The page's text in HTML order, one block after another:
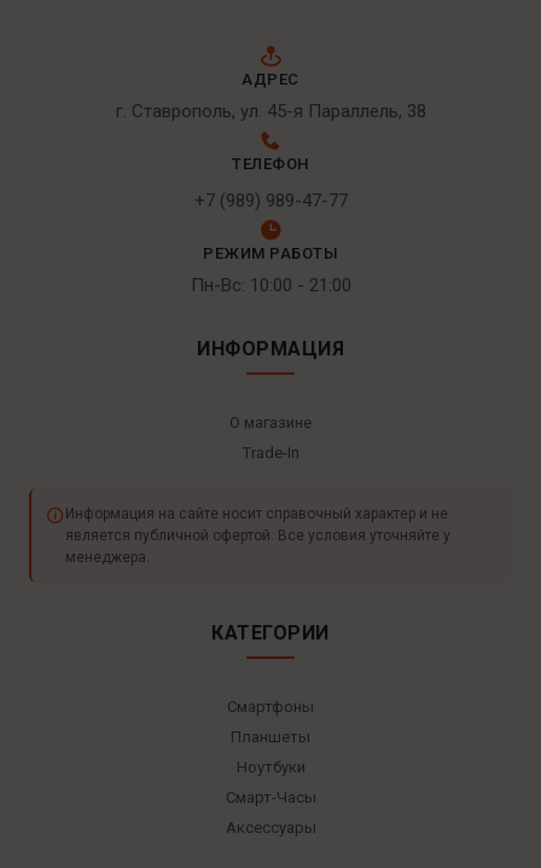
АДРЕС
г. Ставрополь, ул. 45-я Параллель, 38
ТЕЛЕФОН
+7 (989) 989-47-77
РЕЖИМ РАБОТЫ
Пн-Вс: 10:00 - 21:00
ИНФОРМАЦИЯ
О магазине
Trade-In
Информация на сайте носит справочный характер и не
является публичной офертой. Все условия уточняйте у
менеджера.
КАТЕГОРИИ
Смартфоны
Планшеты
Ноутбуки
Смарт-Часы
Аксессуары